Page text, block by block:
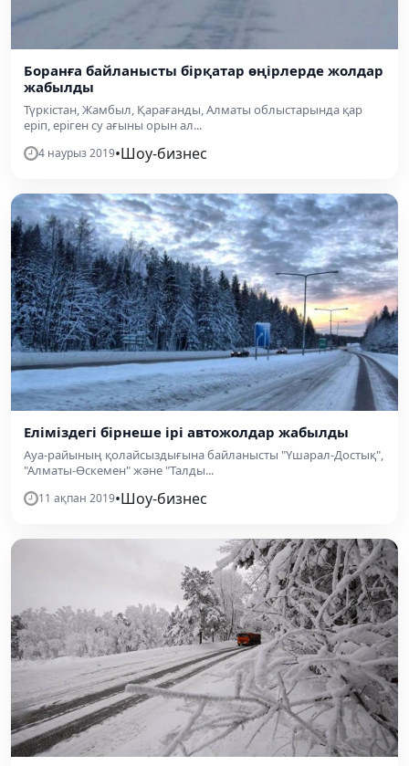
Боранға байланысты бірқатар өңірлерде жолдар
жабылды
Түркістан, Жамбыл, Қарағанды, Алматы облыстарында қар
еріп, еріген су ағыны орын ал...
4 наурыз 2019•Шоу-бизнес
Еліміздегі бірнеше ірі автожолдар жабылды
Ауа-райының қолайсыздығына байланысты "Үшарал-Достық",
"Алматы-Өскемен" және "Талды...
11 ақпан 2019•Шоу-бизнес